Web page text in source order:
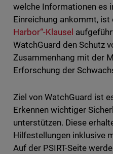
welche Informationen es
Einreichung ankommt, ist
Harbor“-Klausel
WatchGuard den Schutz
Zusammenhang mit der
Erforschung der
Ziel von WatchGuard ist
Erkennen wichtiger
unterstützen. Diese
Hilfestellungen inklusive
Auf der PSIRT-Seite